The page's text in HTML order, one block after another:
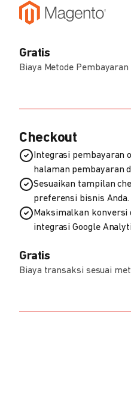
Gratis
Biaya Metode
Checkout
Integrasi pembayaran
halaman pembayaran
Sesuaikan tampilan
preferensi bisnis Anda.
Maksimalkan konversi
integrasi Google
Gratis
Biaya transaksi sesuai